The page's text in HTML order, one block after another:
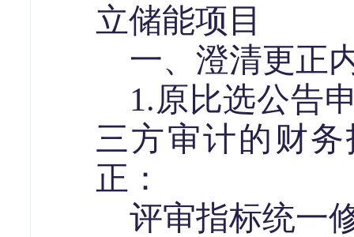
立储能项目
一、澄清更正
1.原比选公告
三方审计的财
正：
评审指标统一